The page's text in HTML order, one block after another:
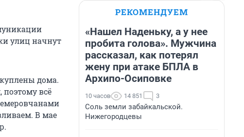
улиц начнут
дома.
всё
В мае
РЕКОМЕНДУЕМ
«Нашел Наденьку, а у нее
пробита голова». Мужчина
рассказал, как потерял
жену при атаке БПЛА в
Архипо-Осиповке
10 часов 14 851 3
Соль земли забайкальской.
Нижегородцевы